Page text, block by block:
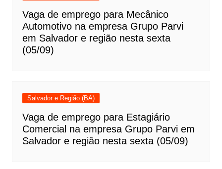
Vaga de emprego para Mecânico
Automotivo na empresa Grupo Parvi
em Salvador e região nesta sexta
(05/09)
Salvador e Região (BA)
Vaga de emprego para Estagiário
Comercial na empresa Grupo Parvi em
Salvador e região nesta sexta (05/09)